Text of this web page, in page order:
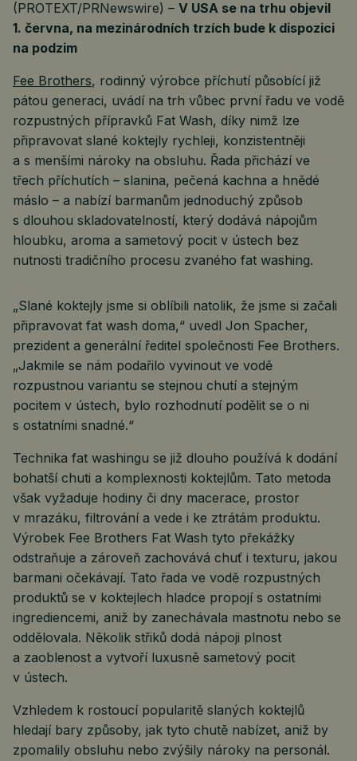
(PROTEXT/PRNewswire) – V USA se na trhu objevil
1. června, na mezinárodních trzích bude k dispozici
na podzim
Fee Brothers, rodinný výrobce příchutí působící již
pátou generaci, uvádí na trh vůbec první řadu ve vodě
rozpustných přípravků Fat Wash, díky nimž lze
připravovat slané koktejly rychleji, konzistentněji
a s menšími nároky na obsluhu. Řada přichází ve
třech příchutích – slanina, pečená kachna a hnědé
máslo – a nabízí barmanům jednoduchý způsob
s dlouhou skladovatelností, který dodává nápojům
hloubku, aroma a sametový pocit v ústech bez
nutnosti tradičního procesu zvaného fat washing.
„Slané koktejly jsme si oblíbili natolik, že jsme si začali
připravovat fat wash doma,“ uvedl Jon Spacher,
prezident a generální ředitel společnosti Fee Brothers.
„Jakmile se nám podařilo vyvinout ve vodě
rozpustnou variantu se stejnou chutí a stejným
pocitem v ústech, bylo rozhodnutí podělit se o ni
s ostatními snadné.“
Technika fat washingu se již dlouho používá k dodání
bohatší chuti a komplexnosti koktejlům. Tato metoda
však vyžaduje hodiny či dny macerace, prostor
v mrazáku, filtrování a vede i ke ztrátám produktu.
Výrobek Fee Brothers Fat Wash tyto překážky
odstraňuje a zároveň zachovává chuť i texturu, jakou
barmani očekávají. Tato řada ve vodě rozpustných
produktů se v koktejlech hladce propojí s ostatními
ingrediencemi, aniž by zanechávala mastnotu nebo se
oddělovala. Několik střiků dodá nápoji plnost
a zaoblenost a vytvoří luxusně sametový pocit
v ústech.
Vzhledem k rostoucí popularitě slaných koktejlů
hledají bary způsoby, jak tyto chutě nabízet, aniž by
zpomalily obsluhu nebo zvýšily nároky na personál.